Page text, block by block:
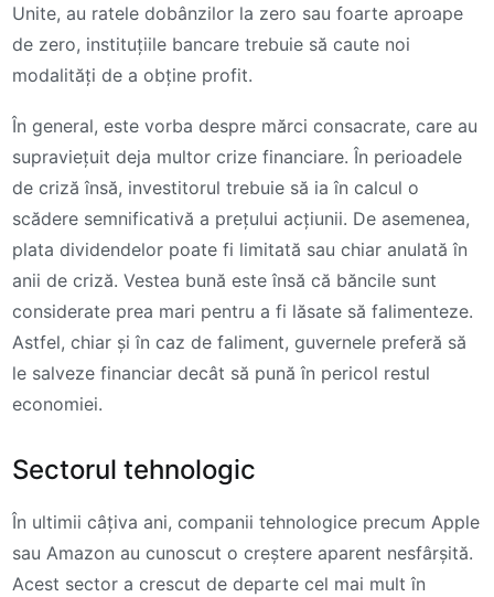
Unite, au ratele dobânzilor la zero sau foarte aproape
de zero, instituțiile bancare trebuie să caute noi
modalități de a obține profit.
În general, este vorba despre mărci consacrate, care au
supraviețuit deja multor crize financiare. În perioadele
de criză însă, investitorul trebuie să ia în calcul o
scădere semnificativă a prețului acțiunii. De asemenea,
plata dividendelor poate fi limitată sau chiar anulată în
anii de criză. Vestea bună este însă că băncile sunt
considerate prea mari pentru a fi lăsate să falimenteze.
Astfel, chiar și în caz de faliment, guvernele preferă să
le salveze financiar decât să pună în pericol restul
economiei.
Sectorul tehnologic
În ultimii câțiva ani, companii tehnologice precum Apple
sau Amazon au cunoscut o creștere aparent nesfârșită.
Acest sector a crescut de departe cel mai mult în